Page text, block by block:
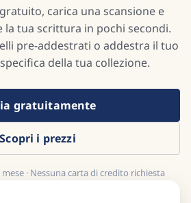
carica una scansione e
la tua scrittura in pochi secondi.
pre-addestrati o addestra il tuo
della tua collezione.
gratuitamente
Scopri i prezzi
· Nessuna carta di credito richiesta